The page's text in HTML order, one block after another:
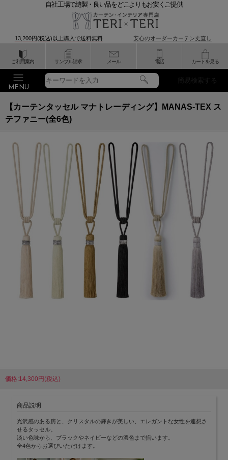
ご利用案内 サンプル請求 メール 電話 カートを見る
自社工場で縫製・良い品をどこよりもお安くご提供
13,200円(税込)以上購入で送料無料 安心のオーダーカーテン丈直し
簡易検索する
【カーテンタッセル マナトレーディング】MANAS-TEX ス
テファニー(全6色)
価格:14,300円(税込)
商品説明
光沢感のある房と、クリスタルの輝きが美しい、エレガントな女性を連想さ
せるタッセル。
淡い色味から、ブラックやネイビーなどの濃色まで揃います。
全4色からお選びいただけます。